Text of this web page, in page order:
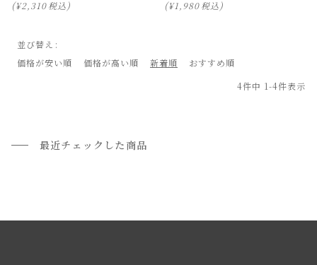
¥2,310税込 ¥1,980税込
並び替え
価格が安い順
価格が高い順 新着順
おすすめ順
4件中 1-4件表示
最近チェックした商品